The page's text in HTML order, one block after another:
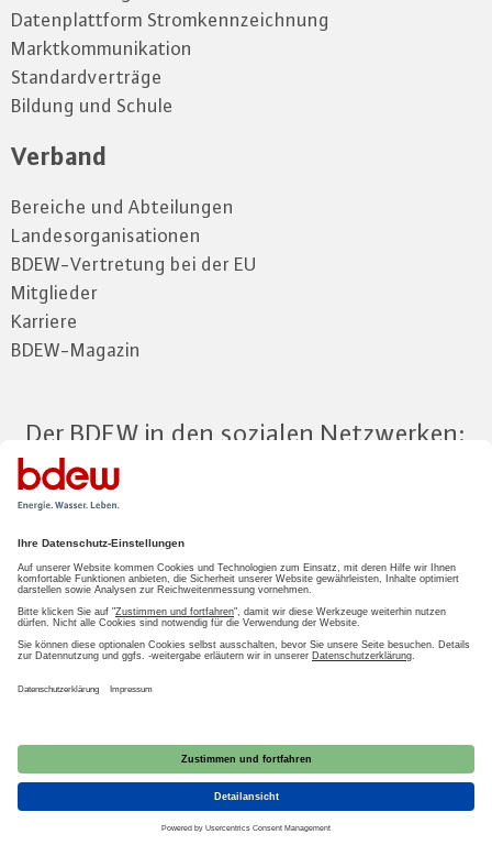
Datenplattform Stromkennzeichnung
Marktkommunikation
Standardverträge
Bildung und Schule
Verband
Bereiche und Abteilungen
Landesorganisationen
BDEW-Vertretung bei der EU
Mitglieder
Karriere
BDEW-Magazin
Der BDEW in den sozialen Netzwerken:
Zum Mitgliederbereich
LOGIN
2026 BDEW
Impressum|Datenschutz